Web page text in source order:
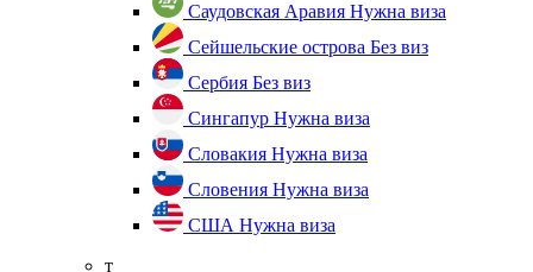
Саудовская Аравия Нужна виза
Сейшельские острова Без виз
Сербия Без виз
Сингапур Нужна виза
Словакия Нужна виза
Словения Нужна виза
США Нужна виза
т